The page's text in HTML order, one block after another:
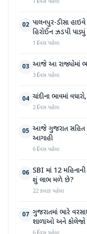
02 પાલનપુર-ડીસા
હિરોઈન ઝડપી પાડ્યું
1 દિવસ પહેલા
03 આજે આ રાજ્યોમાં
3 દિવસ પહેલા
04 ચાંદીના ભાવમાં
2 દિવસ પહેલા
05 આજે ગુજરાત સહિત આ
આગાહી
6 દિવસ પહેલા
06 SBI માં 12
શું લાભ મળે છે?
22 કલાક પહેલા
07 ગુજરાતમાં ભારે
શાળાઓ અને